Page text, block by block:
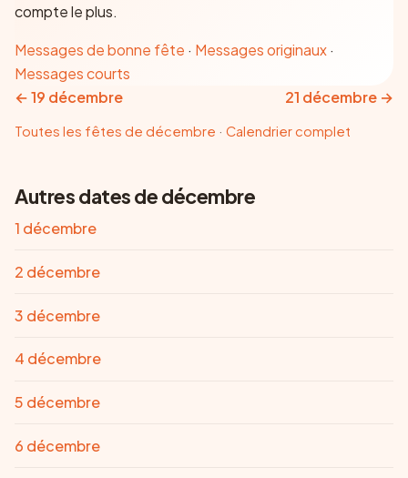
compte le plus.
Messages de bonne fête · Messages originaux·
Messages courts
←19 décembre 21 décembre →
Toutes les fêtes de décembre · Calendrier complet
Autres dates de décembre
1 décembre
2 décembre
3 décembre
4 décembre
5 décembre
6 décembre